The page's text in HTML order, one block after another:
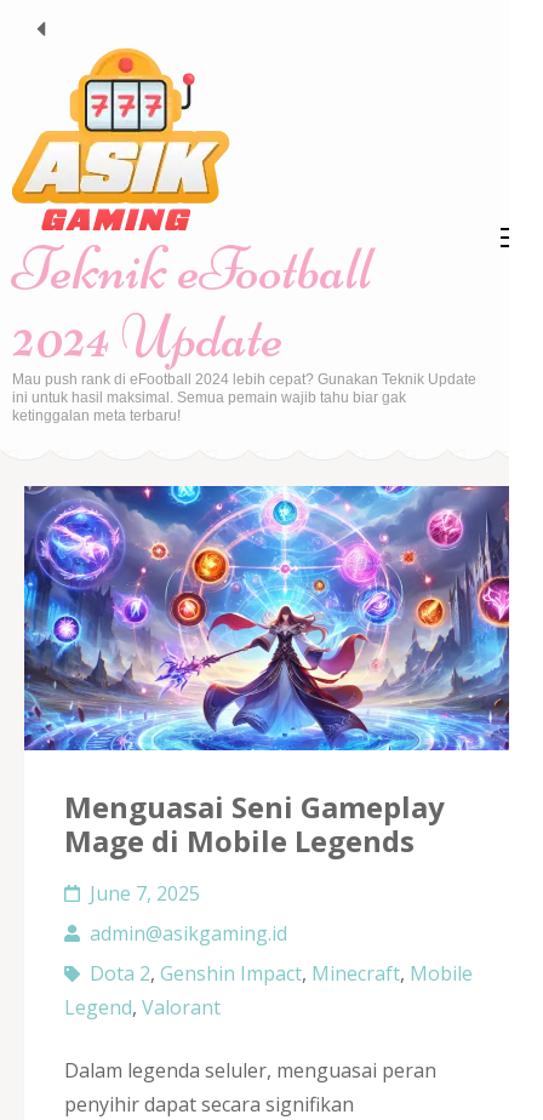
Enter)
Teknik eFootball
2024 Update
Mau push rank di eFootball 2024 lebih cepat? Gunakan Teknik Update
ini untuk hasil maksimal. Semua pemain wajib tahu biar gak
ketinggalan meta terbaru!
Menguasai Seni Gameplay
Mage di Mobile Legends
June 7, 2025
admin@asikgaming.id
Dota 2, Genshin Impact, Minecraft, Mobile
Legend, Valorant
Dalam legenda seluler, menguasai peran
penyihir dapat secara signifikan